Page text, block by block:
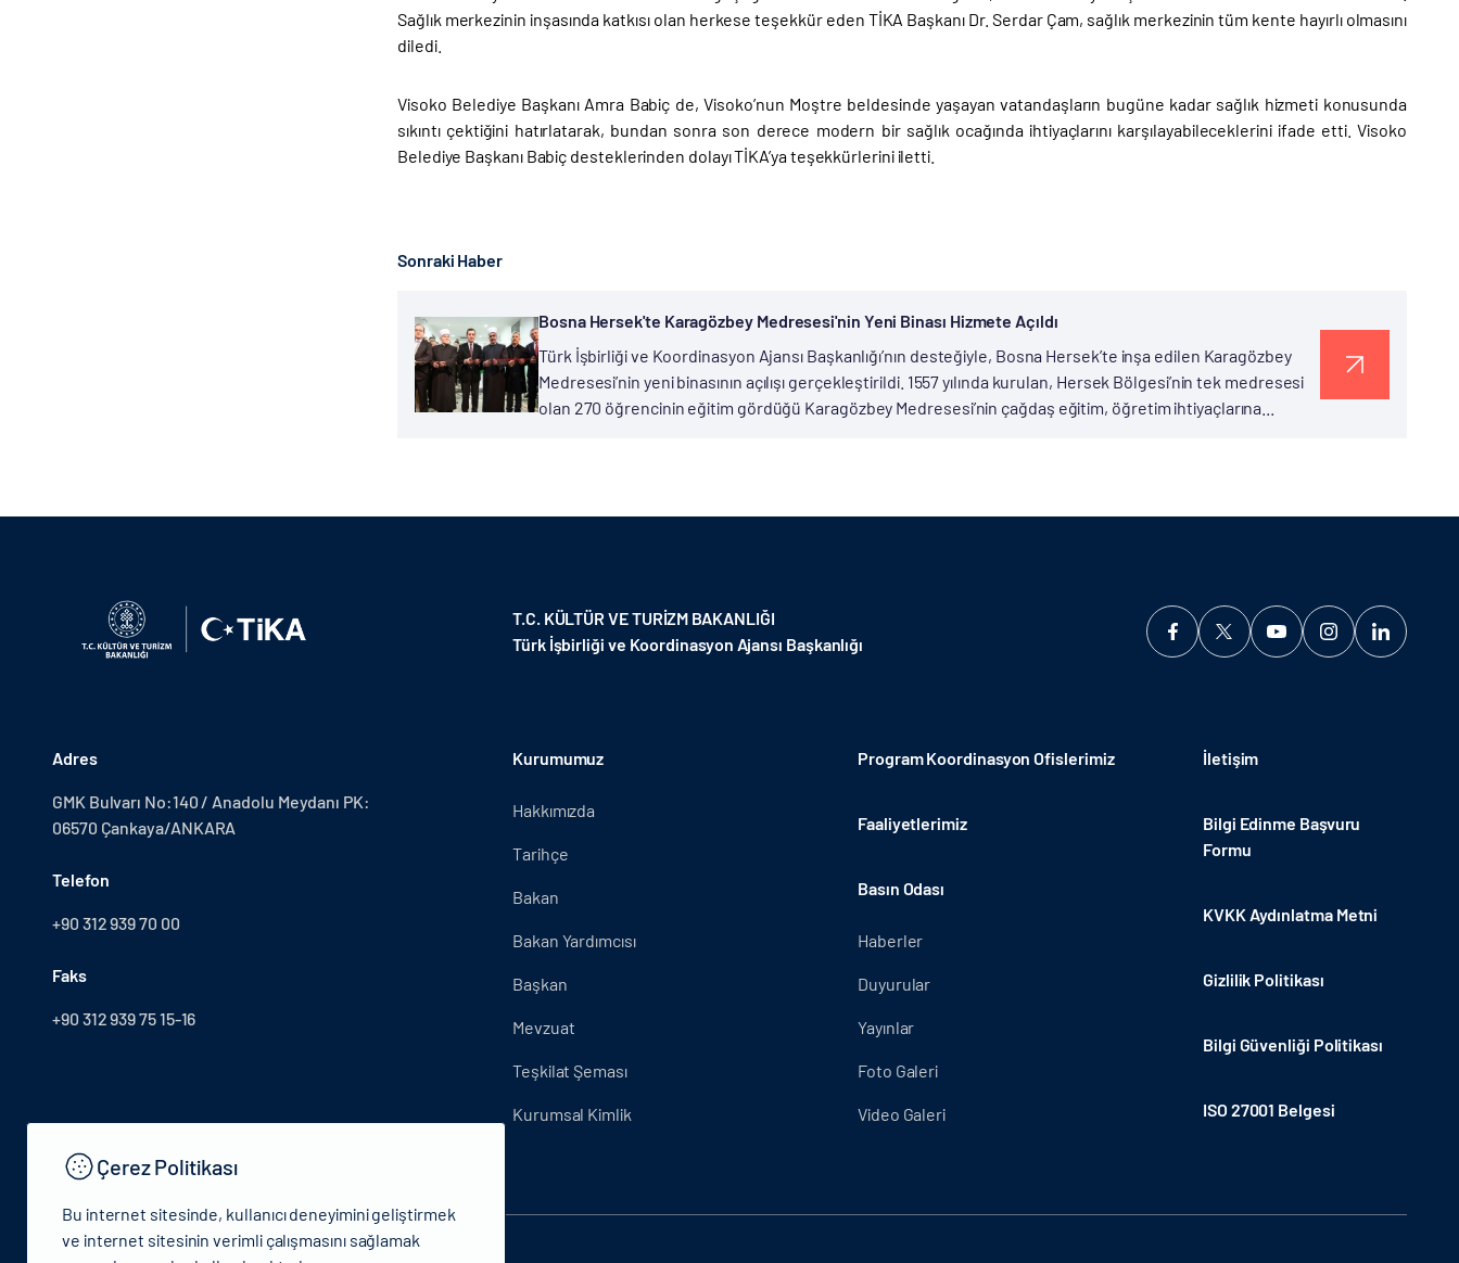
Sağlık merkezinin inşasında katkısı olan herkese teşekkür eden TİKA Başkanı Dr. Serdar Çam, sağlık merkezinin tüm kente hayırlı olmasını
diledi.
Visoko Belediye Başkanı Amra Babiç de, Visoko’nun Moştre beldesinde yaşayan vatandaşların bugüne kadar sağlık hizmeti konusunda
sıkıntı çektiğini hatırlatarak, bundan sonra son derece modern bir sağlık ocağında ihtiyaçlarını karşılayabileceklerini ifade etti. Visoko
Belediye Başkanı Babiç desteklerinden dolayı TİKA’ya teşekkürlerini iletti.
Sonraki Haber
Bosna Hersek'te Karagözbey Medresesi'nin Yeni Binası Hizmete Açıldı
Türk İşbirliği ve Koordinasyon Ajansı Başkanlığı’nın desteğiyle, Bosna Hersek’te inşa edilen Karagözbey
Medresesi’nin yeni binasının açılışı gerçekleştirildi. 1557 yılında kurulan, Hersek Bölgesi’nin tek medresesi
olan 270 öğrencinin eğitim gördüğü Karagözbey Medresesi’nin çağdaş eğitim, öğretim ihtiyaçlarına...
T.C. KÜLTÜR VE TURİZM BAKANLIĞI
Türk İşbirliği ve Koordinasyon Ajansı Başkanlığı
Adres
GMK Bulvarı No:140 / Anadolu Meydanı PK:
06570 Çankaya/ANKARA
Telefon
+90 312 939 70 00
Faks
+90 312 939 75 15-16
Kurumumuz
Hakkımızda
Tarihçe
Bakan
Bakan Yardımcısı
Başkan
Mevzuat
Teşkilat Şeması
Kurumsal Kimlik
Program Koordinasyon Ofislerimiz
Faaliyetlerimiz
Basın Odası
Haberler
Duyurular
Yayınlar
Foto Galeri
Video Galeri
İletişim
Bilgi Edinme Başvuru
Formu
KVKK Aydınlatma Metni
Gizlilik Politikası
Bilgi Güvenliği Politikası
ISO 27001 Belgesi
Çerez Politikası
Bu internet sitesinde, kullanıcı deneyimini geliştirmek
ve internet sitesinin verimli çalışmasını sağlamak